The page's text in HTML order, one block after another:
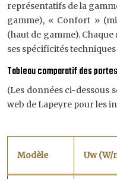
représentatifs de la
gamme), « Confort »
(haut de gamme).
ses spécificités
Tableau comparatif des
(Les données ci-dessous
web de Lapeyre pour les
Modèle Uw (W/